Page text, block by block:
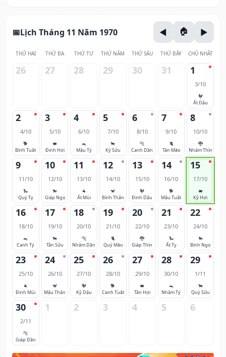
Lịch Tháng 11 Năm 1970
THỨ HAI THỨ BA THỨ TƯ THỨ NĂM THỨ SÁU THỨ BẢY CHỦ NHẬT
26 27 28 29 30 31 1
3/10
🐓
Ất Dậu
2
4/10
🐕
Bính Tuất
3
5/10
🐖
Đinh Hợi
4
6/10
🐀
Mậu Tý
5
7/10
🐂
Kỷ Sửu
6
8/10
🐅
Canh Dần
7
9/10
🐈
Tân Mão
8
10/10
🐉
Nhâm Thìn
9
11/10
🐍
Quý Tỵ
10
12/10
🐎
Giáp Ngọ
11
13/10
🐐
Ất Mùi
12
14/10
🐒
Bính Thân
13
15/10
🐓
Đinh Dậu
14
16/10
🐕
Mậu Tuất
15
17/10
🐖
Kỷ Hợi
16
18/10
🐀
Canh Tý
17
19/10
🐂
Tân Sửu
18
20/10
🐅
Nhâm Dần
19
21/10
🐈
Quý Mão
20
22/10
🐉
Giáp Thìn
21
23/10
🐍
Ất Tỵ
22
24/10
🐎
Bính Ngọ
23
25/10
🐐
Đinh Mùi
24
26/10
🐒
Mậu Thân
25
27/10
🐓
Kỷ Dậu
26
28/10
🐕
Canh Tuất
27
29/10
🐖
Tân Hợi
28
30/10
🐀
Nhâm Tý
29
1/11
🐂
Quý Sửu
30
2/11
🐅
Giáp Dần
1 2 3 4 5 6